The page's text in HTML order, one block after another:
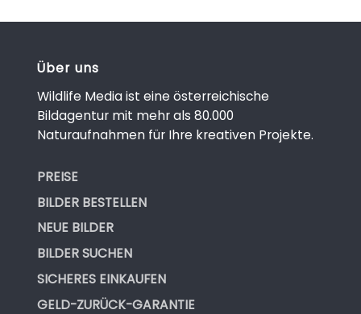
Über uns
Wildlife Media ist eine österreichische
Bildagentur mit mehr als 80.000
Naturaufnahmen für Ihre kreativen Projekte.
PREISE
BILDER BESTELLEN
NEUE BILDER
BILDER SUCHEN
SICHERES EINKAUFEN
GELD-ZURÜCK-GARANTIE